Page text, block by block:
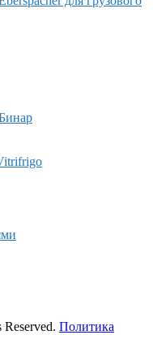
Политика